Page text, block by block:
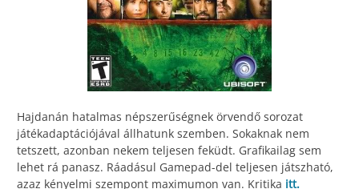
Hajdanán hatalmas népszerűségnek örvendő sorozat
játékadaptációjával állhatunk szemben. Sokaknak nem
tetszett, azonban nekem teljesen feküdt. Grafikailag sem
lehet rá panasz. Ráadásul Gamepad-del teljesen játszható,
azaz kényelmi szempont maximumon van. Kritika itt.